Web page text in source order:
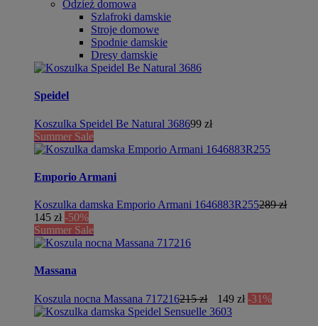
Odzież domowa
Szlafroki damskie
Stroje domowe
Spodnie damskie
Dresy damskie
Speidel
Koszulka Speidel Be Natural 368699 zł
Summer Sale
Emporio Armani
Koszulka damska Emporio Armani 1646883R255289 zł
145 zł -50%
Summer Sale
Massana
Koszula nocna Massana 717216215 zł 149 zł -31%